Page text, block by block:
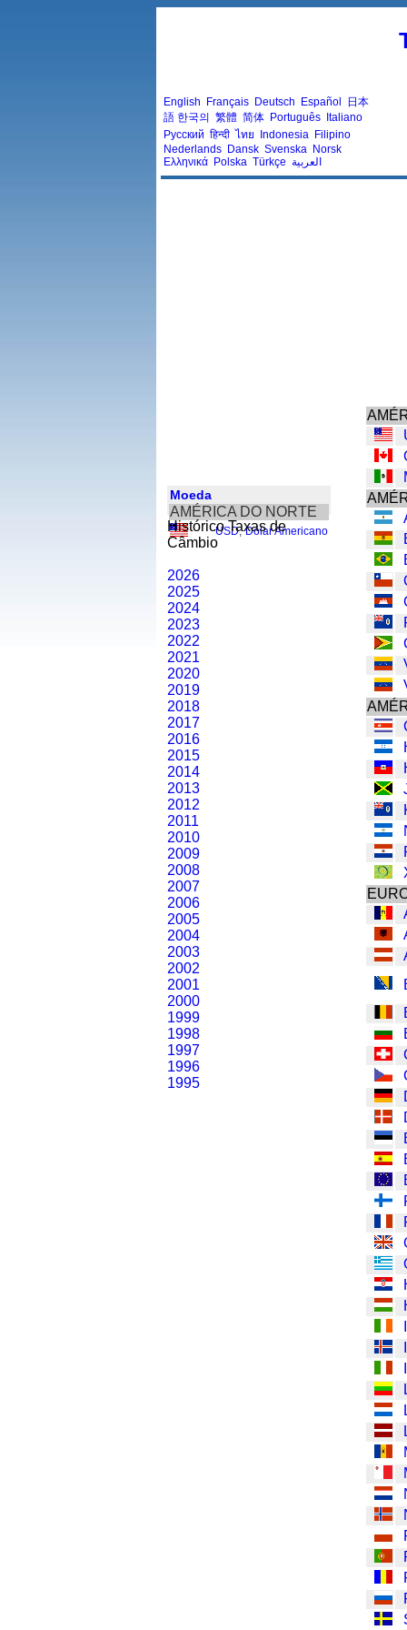
English Français Deutsch Español
日本
語 한국의 繁體 简体 Português Italiano
Русский हिन्दी ไทย Indonesia Filipino
Nederlands Dansk Svenska Norsk
Ελληνικά Polska Türkçe العربية
Moeda
AMÉRICA DO NORTE
USD, Dólar Americano
Histórico Taxas de
Câmbio
2026
2025
2024
2023
2022
2021
2020
2019
2018
2017
2016
2015
2014
2013
2012
2011
2010
2009
2008
2007
2006
2005
2004
2003
2002
2001
2000
1999
1998
1997
1996
1995